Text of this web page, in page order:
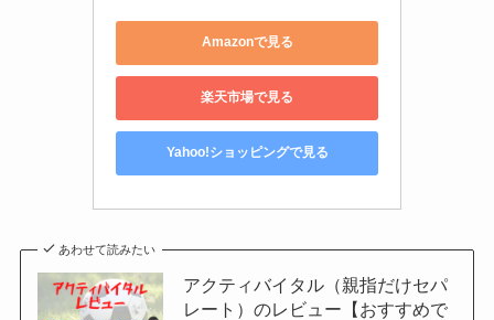
Amazonで見る
楽天市場で見る
Yahoo!ショッピングで見る
あわせて読みたい
アクティバイタル（親指だけセパ
レート）のレビュー【おすすめで